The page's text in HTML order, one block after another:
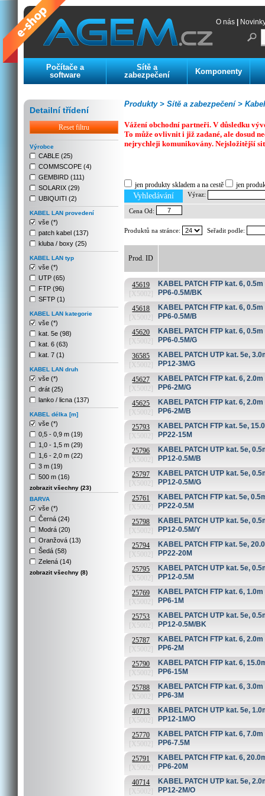
O nás
Počítače a
software
Sítě a
zabezpečení
Komponenty
Detailní třídení
Reset filtru
Výrobce
CABLE (25)
COMMSCOPE (4)
GEMBIRD (111)
SOLARIX (29)
UBIQUITI (2)
KABEL LAN provedení
vše (*)
patch kabel (137)
kluba / boxy (25)
KABEL LAN typ
vše (*)
UTP (65)
FTP (96)
SFTP (1)
KABEL LAN kategorie
vše (*)
kat. 5e (98)
kat. 6 (63)
kat. 7 (1)
KABEL LAN druh
vše (*)
drát (25)
lanko / licna (137)
KABEL délka [m]
vše (*)
0,5 - 0,9 m (19)
1,0 - 1,5 m (29)
1,6 - 2,0 m (22)
3 m (19)
500 m (16)
zobrazit všechny (23)
BARVA
vše (*)
Černá (24)
Modrá (20)
Oranžová (13)
Šedá (58)
Zelená (14)
zobrazit všechny (8)
Sítě a zabezpečení >
Produkty >
Vážení obchodní partneři. V důsledku
To může ovlivnit i již zadané, ale dosud
nejrychleji komunikovány. Nejsložitější
jen produkty skladem a na cestě jen
Vyhledávání Výraz:
Cena Od:
Produktů na stránce: Seřadit podle:
Prod. ID
45619
[X5002]
KABEL PATCH FTP kat. 6,
PP6-0.5M/BK
45618
[X5002]
KABEL PATCH FTP kat. 6,
PP6-0.5M/B
45620
[X5002]
KABEL PATCH FTP kat. 6,
PP6-0.5M/G
36585
[X5002]
KABEL PATCH UTP kat. 5e,
PP12-3M/G
45627
[X5002]
KABEL PATCH FTP kat. 6,
PP6-2M/G
45625
[X5002]
KABEL PATCH FTP kat. 6,
PP6-2M/B
25793
[X5002]
KABEL PATCH FTP kat. 5e,
PP22-15M
25796
[X5002]
KABEL PATCH UTP kat. 5e,
PP12-0.5M/B
25797
[X5002]
KABEL PATCH UTP kat. 5e,
PP12-0.5M/G
25761
[X5002]
KABEL PATCH FTP kat. 5e,
PP22-0.5M
25798
[X5002]
KABEL PATCH UTP kat. 5e,
PP12-0.5M/Y
25794
[X5002]
KABEL PATCH FTP kat. 5e,
PP22-20M
25795
[X5002]
KABEL PATCH UTP kat. 5e,
PP12-0.5M
25769
[X5002]
KABEL PATCH FTP kat. 6,
PP6-1M
25753
[X5002]
KABEL PATCH UTP kat. 5e,
PP12-0.5M/BK
25787
[X5002]
KABEL PATCH FTP kat. 6,
PP6-2M
25790
[X5002]
KABEL PATCH FTP kat. 6,
PP6-15M
25788
[X5002]
KABEL PATCH FTP kat. 6,
PP6-3M
40713
[X5002]
KABEL PATCH UTP kat. 5e,
PP12-1M/O
25770
[X5002]
KABEL PATCH FTP kat. 6,
PP6-7.5M
25791
[X5002]
KABEL PATCH FTP kat. 6,
PP6-20M
40714
[X5002]
KABEL PATCH UTP kat. 5e,
PP12-2M/O